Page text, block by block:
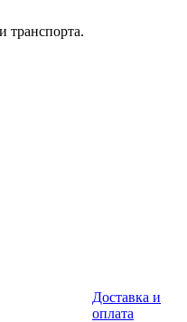
транспорта.
Доставка и
оплата